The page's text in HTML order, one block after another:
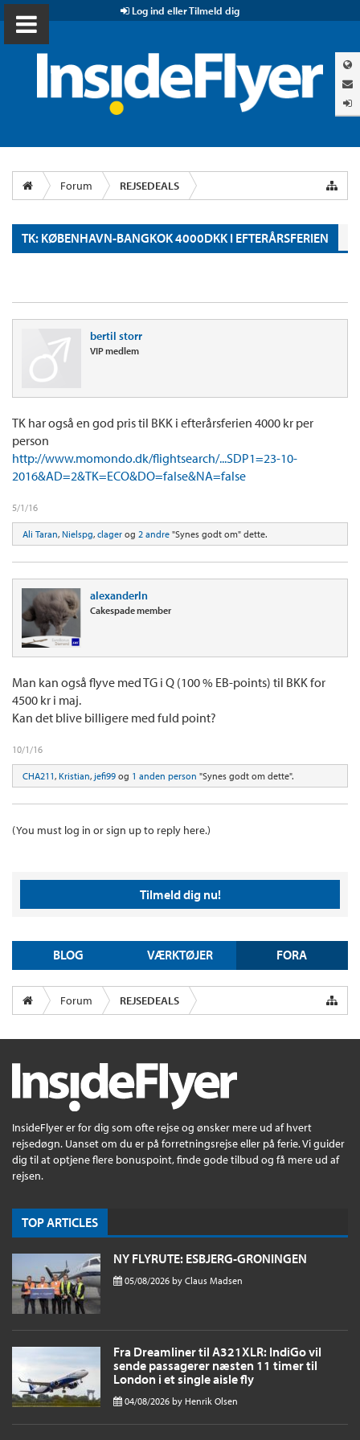
Log ind eller Tilmeld dig
Forum REJSEDEALS
TK: KØBENHAVN-BANGKOK 4000DKK I EFTERÅRSFERIEN
bertil storr
VIP medlem
TK har også en god pris til BKK i efterårsferien 4000 kr per
person
http://www.momondo.dk/flightsearch/...SDP1=23-10-
2016&AD=2&TK=ECO&DO=false&NA=false
5/1/16
Ali Taran, Nielspg, clager og 2 andre "Synes godt om" dette.
alexanderln
Cakespade member
Man kan også flyve med TG i Q (100 % EB-points) til BKK for
4500 kr i maj.
Kan det blive billigere med fuld point?
10/1/16
CHA211, Kristian, jefi99 og 1 anden person "Synes godt om dette".
(You must log in or sign up to reply here.)
Tilmeld dig nu!
BLOG VÆRKTØJER FORA
Forum REJSEDEALS
InsideFlyer er for dig som ofte rejse og ønsker mere ud af hvert
rejsedøgn. Uanset om du er på forretningsrejse eller på ferie. Vi guider
dig til at optjene flere bonuspoint, finde gode tilbud og få mere ud af
rejsen.
TOP ARTICLES
NY FLYRUTE: ESBJERG-GRONINGEN
05/08/2026 by Claus Madsen
Fra Dreamliner til A321XLR: IndiGo vil
sende passagerer næsten 11 timer til
London i et single aisle fly
04/08/2026 by Henrik Olsen